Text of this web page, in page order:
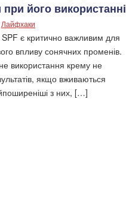
його використанні
Лайфхаки
є критично важливим для
впливу сонячних променів.
використання крему не
якщо вживаються
з них, […]